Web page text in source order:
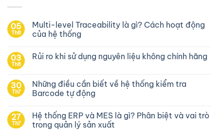
05
Th8
Multi-level Traceability là gì? Cách hoạt động
của hệ thống
03
Th8
Rủi ro khi sử dụng nguyên liệu không chính hãng
30
Th7
Những điều cần biết về hệ thống kiểm tra
Barcode tự động
27
Th7
Hệ thống ERP và MES là gì? Phân biệt và vai trò
trong quản lý sản xuất